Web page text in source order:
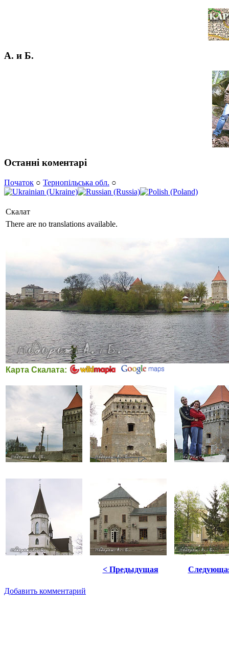
А. и Б.
Останні коментарі
Початок ○ Тернопільська обл. ○
Скалат
There are no translations available.
Карта Скалата:
< Предыдущая
Добавить комментарий